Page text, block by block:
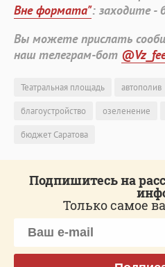
Вне формата": заходите -
Вы можете прислать
наш телеграм-бот
Театральная площадь
автополив
благоустройство
озеленение
бюджет Саратова
Подпишитесь на
Только самое